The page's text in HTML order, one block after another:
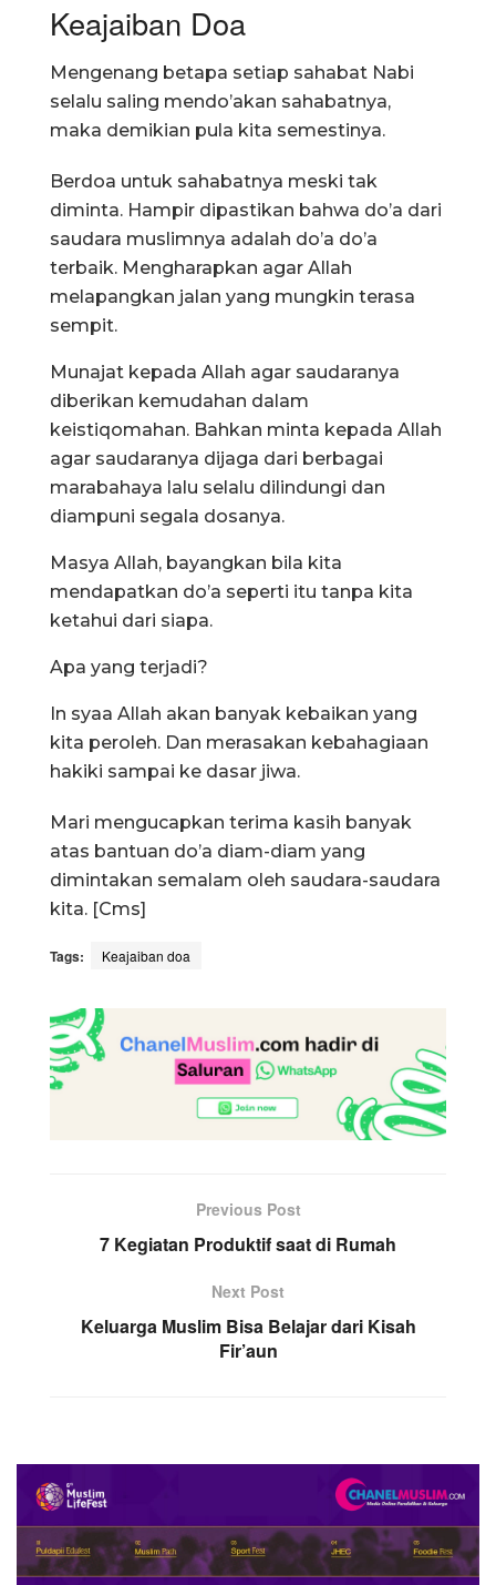
Keajaiban Doa
Mengenang betapa setiap sahabat Nabi
selalu saling mendo’akan sahabatnya,
maka demikian pula kita semestinya.
Berdoa untuk sahabatnya meski tak
diminta. Hampir dipastikan bahwa do’a dari
saudara muslimnya adalah do’a do’a
terbaik. Mengharapkan agar Allah
melapangkan jalan yang mungkin terasa
sempit.
Munajat kepada Allah agar saudaranya
diberikan kemudahan dalam
keistiqomahan. Bahkan minta kepada Allah
agar saudaranya dijaga dari berbagai
marabahaya lalu selalu dilindungi dan
diampuni segala dosanya.
Masya Allah, bayangkan bila kita
mendapatkan do’a seperti itu tanpa kita
ketahui dari siapa.
Apa yang terjadi?
In syaa Allah akan banyak kebaikan yang
kita peroleh. Dan merasakan kebahagiaan
hakiki sampai ke dasar jiwa.
Mari mengucapkan terima kasih banyak
atas bantuan do’a diam-diam yang
dimintakan semalam oleh saudara-saudara
kita. [Cms]
Tags: Keajaiban doa
Previous Post
7 Kegiatan Produktif saat di Rumah
Next Post
Keluarga Muslim Bisa Belajar dari Kisah
Fir’aun